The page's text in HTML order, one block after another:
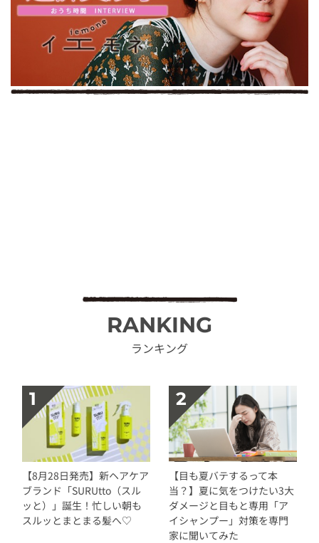
RANKING
ランキング
【8月28日発売】新ヘアケア
ブランド「SURUtto（スル
ッと）」誕生！忙しい朝も
スルッとまとまる髪へ♡
【目も夏バテするって本
当？】夏に気をつけたい3大
ダメージと目もと専用「ア
イシャンプー」対策を専門
家に聞いてみた